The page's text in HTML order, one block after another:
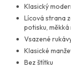
Klasický
Lícová strana
potisku,
Vsazené
Klasické
Bez štítku